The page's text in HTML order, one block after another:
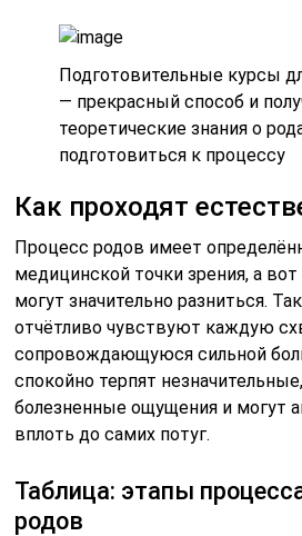
Подготовительные курсы
— прекрасный способ и
теоретические знания о
подготовиться к процессу
Как проходят
Процесс родов имеет
медицинской точки зрения, а
могут значительно разниться.
отчётливо чувствуют каждую
сопровождающуюся сильной
спокойно терпят
болезненные ощущения и могут
вплоть до самих потуг.
Таблица: этапы
родов